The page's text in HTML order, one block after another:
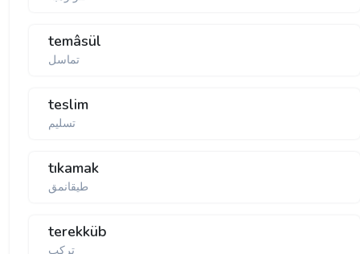
temâsül
تماسل
teslim
تسلیم
tıkamak
طيقانمق
terekküb
تركب